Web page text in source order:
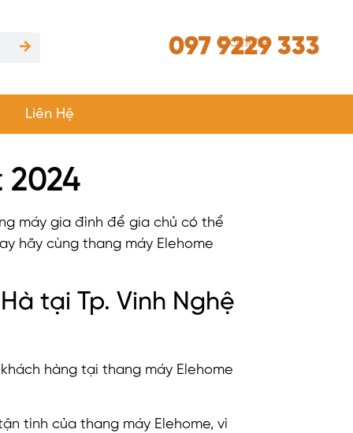
Hotline
097 9229 333
Liên Hệ
máy gia đình để gia chủ có thể
hãy cùng thang máy Elehome
tại Tp. Vinh Nghệ
hàng tại thang máy Elehome
tình của thang máy Elehome, vì